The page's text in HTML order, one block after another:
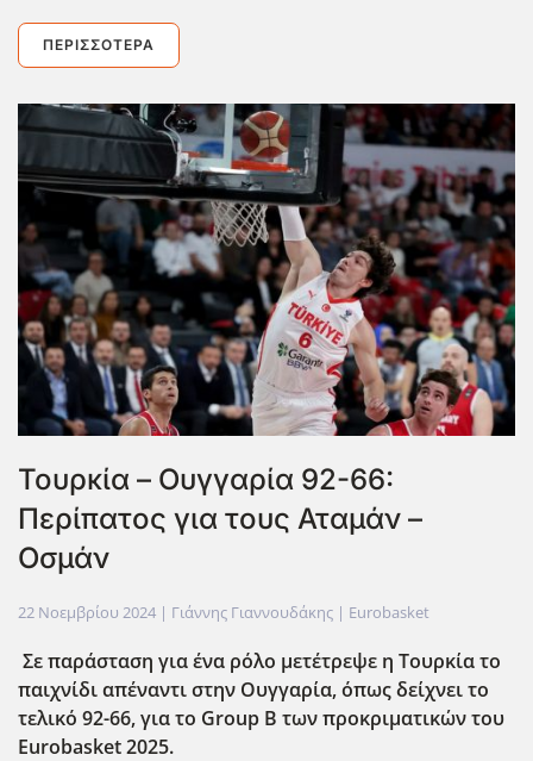
ΠΕΡΙΣΣΌΤΕΡΑ
Τουρκία – Ουγγαρία 92-66:
Περίπατος για τους Αταμάν –
Οσμάν
22 Νοεμβρίου 2024 | Γιάννης Γιαννουδάκης | Eurobasket
Σε παράσταση για ένα ρόλο μετέτρεψε η Τουρκία το
παιχνίδι απέναντι στην Ουγγαρία, όπως δείχνει το
τελικό 92-66, για το Group B των προκριματικών του
Eurobasket2025.